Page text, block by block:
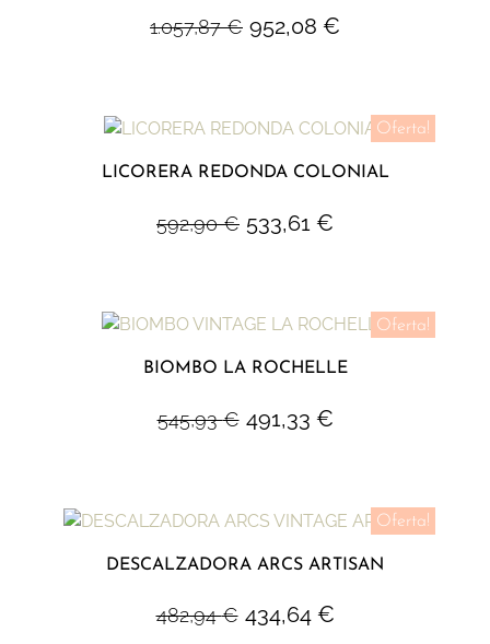
1.057,87€ 952,08 €
Oferta!
LICORERA REDONDA COLONIAL
592,90€ 533,61 €
Oferta!
BIOMBO LA ROCHELLE
545,93€ 491,33 €
Oferta!
DESCALZADORA ARCS ARTISAN
482,94€ 434,64 €